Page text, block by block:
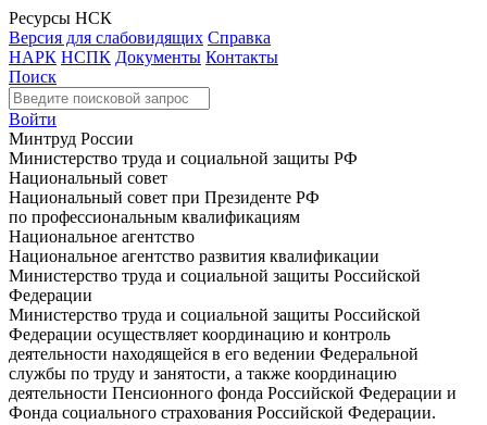
Ресурсы НСК
Версия для слабовидящих Справка
НАРК НСПК Документы Контакты
Поиск
Войти
Минтруд России
Министерство труда и социальной защиты РФ
Национальный совет
Национальный совет при Президенте РФ
по профессиональным квалификациям
Национальное агентство
Национальное агентство развития квалификации
Министерство труда и социальной защиты Российской
Федерации
Министерство труда и социальной защиты Российской
Федерации осуществляет координацию и контроль
деятельности находящейся в его ведении Федеральной
службы по труду и занятости, а также координацию
деятельности Пенсионного фонда Российской Федерации и
Фонда социального страхования Российской Федерации.